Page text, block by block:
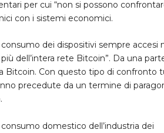
per cui “non si possono
con i sistemi economici.
dei dispositivi sempre accesi
dell’intera rete Bitcoin”. Da una
Bitcoin. Con questo tipo di confronto
precedute da un termine di
domestico dell’industria dei